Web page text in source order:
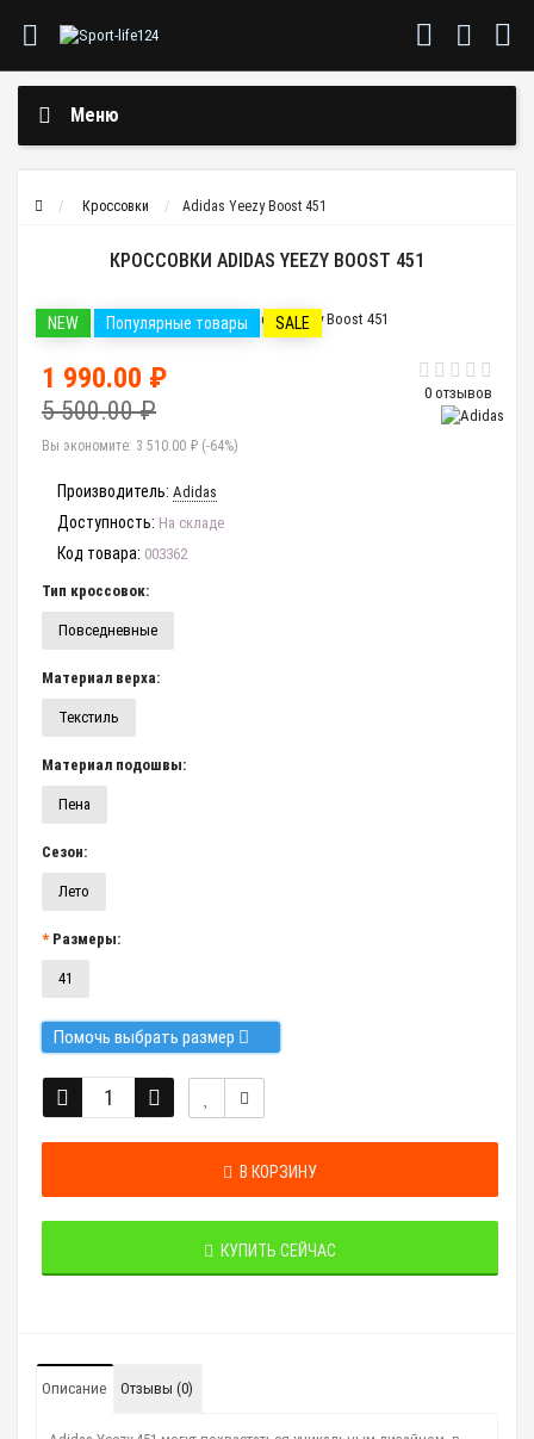
Меню
Кроссовки Adidas Yeezy Boost 451
КРОССОВКИ ADIDAS YEEZY BOOST 451
NEW Популярные товары SALE
0 отзывов
1 990.00 ₽
5 500.00 ₽
Вы экономите: 3 510.00 ₽ (-64%)
Производитель: Adidas
Доступность: На складе
Код товара: 003362
Тип кроссовок:
Повседневные
Материал верха:
Текстиль
Материал подошвы:
Пена
Сезон:
Лето
Размеры:
41
Помочь выбрать размер
В КОРЗИНУ
КУПИТЬ СЕЙЧАС
Описание Отзывы (0)